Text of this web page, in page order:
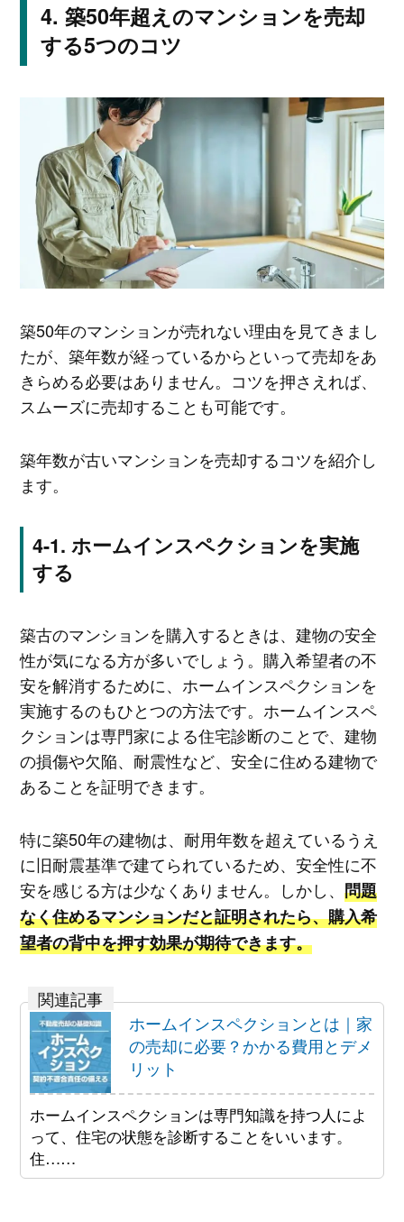
築50年超えのマンションを売却
する5つのコツ
築50年のマンションが売れない理由を見てきまし
たが、築年数が経っているからといって売却をあ
きらめる必要はありません。コツを押さえれば、
スムーズに売却することも可能です。
築年数が古いマンションを売却するコツを紹介し
ます。
ホームインスペクションを実施
する
築古のマンションを購入するときは、建物の安全
性が気になる方が多いでしょう。購入希望者の不
安を解消するために、ホームインスペクションを
実施するのもひとつの方法です。ホームインスペ
クションは専門家による住宅診断のことで、建物
の損傷や欠陥、耐震性など、安全に住める建物で
あることを証明できます。
特に築50年の建物は、耐用年数を超えているうえ
に旧耐震基準で建てられているため、安全性に不
安を感じる方は少なくありません。しかし、 問題
なく住めるマンションだと証明されたら、購入希
望者の背中を押す効果が期待できます。
ホームインスペクションとは｜家
の売却に必要？かかる費用とデメ
リット
ホームインスペクションは専門知識を持つ人によ
って、住宅の状態を診断することをいいます。
住……